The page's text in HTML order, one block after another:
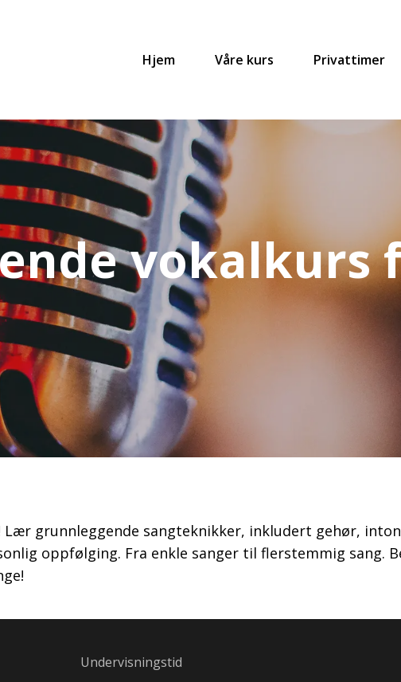
Hjem Våre kurs Privattimer
vokalkurs
Lær grunnleggende sangteknikker, inkludert gehør,
oppfølging. Fra enkle sanger til flerstemmig sang.
Undervisningstid